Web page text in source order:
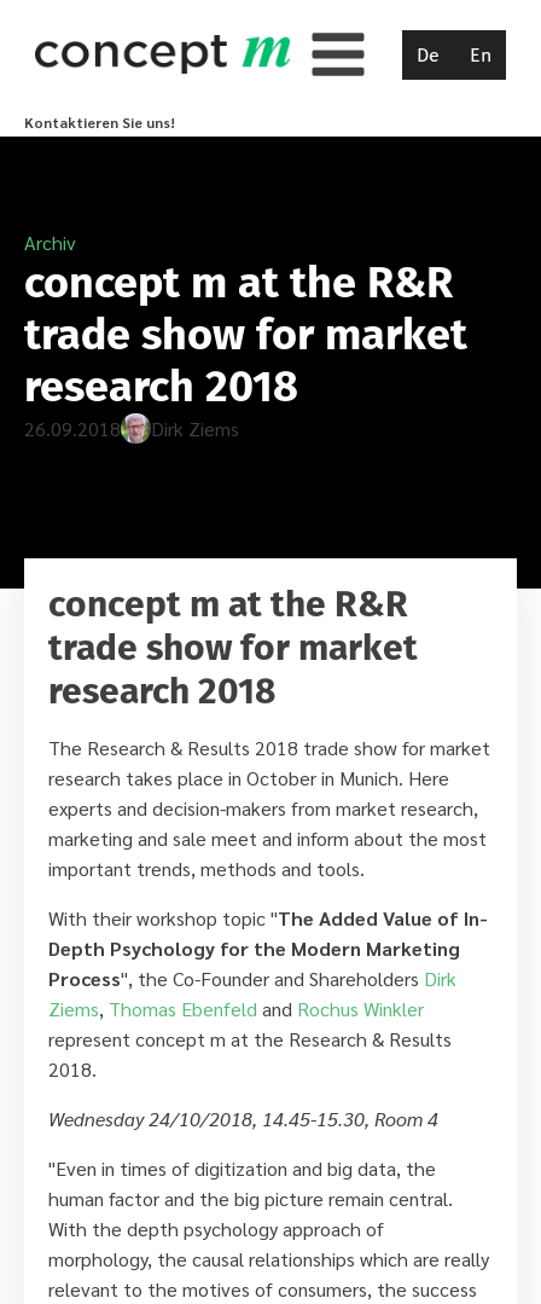
De En
Kontaktieren Sie uns!
Archiv
concept m at the R&R
trade show for market
research 2018
26.09.2018 Dirk Ziems
concept m at the R&R
trade show for market
research 2018
The Research & Results 2018 trade show for market
research takes place in October in Munich. Here
experts and decision-makers from market research,
marketing and sale meet and inform about the most
important trends, methods and tools.
With their workshop topic "The Added Value of In-
Depth Psychology for the Modern Marketing
Process", the Co-Founder and Shareholders Dirk
Ziems, Thomas Ebenfeld and Rochus Winkler
represent concept m at the Research & Results
2018.
Wednesday 24/10/2018, 14.45-15.30, Room 4
"Even in times of digitization and big data, the
human factor and the big picture remain central.
With the depth psychology approach of
morphology, the causal relationships which are really
relevant to the motives of consumers, the success